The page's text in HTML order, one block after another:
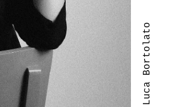
| Luca Bortolato